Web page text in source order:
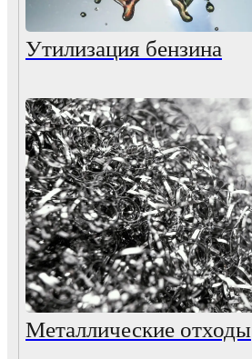
Утилизация бензина
Металлические отходы